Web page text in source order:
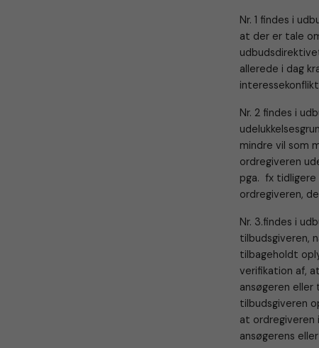
Nr. 1 findes i
at der er tale
allerede i dag
Nr. 2 findes i
mindre vil som
ordregiveren
pga. fx tidligere
ordregiveren,
Nr. 3.findes i
tilbudsgiveren,
tilbageholdt
verifikation af,
ansøgeren eller
tilbudsgiveren
at ordregiveren
ansøgerens